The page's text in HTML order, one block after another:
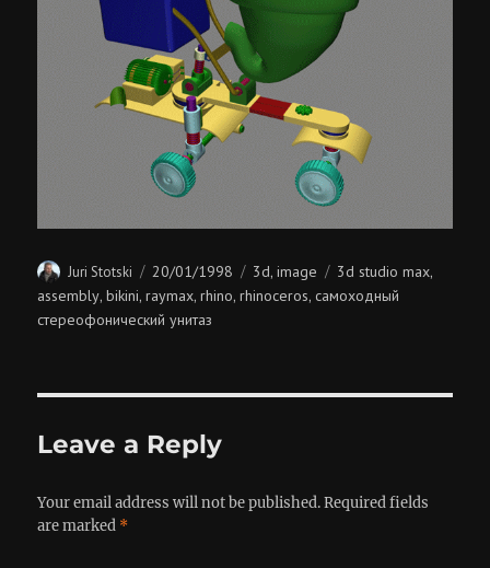
Author
Juri Stotski
Posted
on
20/01/1998 Categories
3d,image Tags
3d studio max,
assembly,bikini,raymax,rhino,rhinoceros,самоходный
стереофонический унитаз
Leave a Reply
Your email address will not be published. Required fields
are marked *